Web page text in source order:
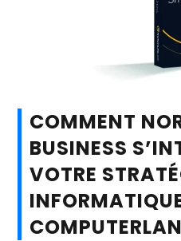
COMMENT
BUSINESS
VOTRE